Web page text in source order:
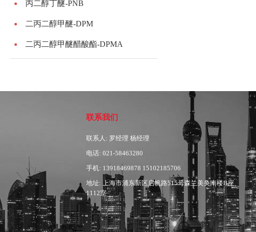
丙二醇丁醚-PNB
二丙二醇甲醚-DPM
二丙二醇甲醚醋酸酯-DPMA
联系我们
联系人: 罗经理 杨经理
电话: 021-58463280
手机: 13918469878 15102185706
地址: 上海市浦东新区启帆路515号森兰美奂南楼B座
1112室